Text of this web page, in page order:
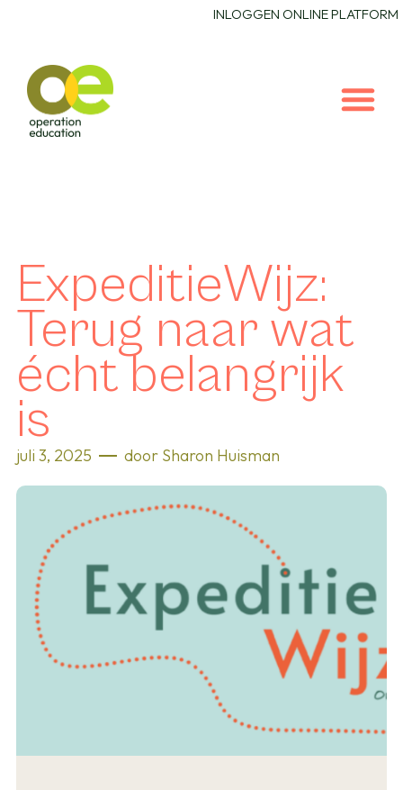
INLOGGEN ONLINE PLATFORM
ExpeditieWijz:
Terug naar wat
écht belangrijk
is
juli 3, 2025 door Sharon Huisman